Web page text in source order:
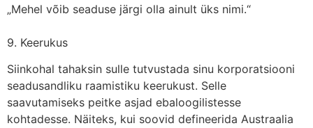
„Mehel võib seaduse järgi olla ainult üks nimi.“
9. Keerukus
Siinkohal tahaksin sulle tutvustada sinu korporatsiooni
seadusandliku raamistiku keerukust. Selle
saavutamiseks peitke asjad ebaloogilistesse
kohtadesse. Näiteks, kui soovid defineerida Austraalia